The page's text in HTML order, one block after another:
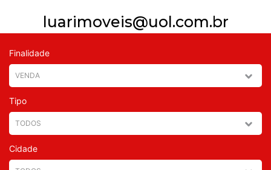
luarimoveis@uol.com.br
Finalidade
Tipo
Cidade